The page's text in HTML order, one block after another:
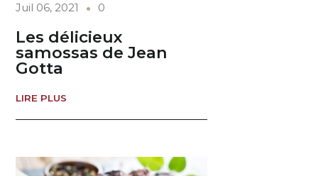
Juil 06, 2021 0
Les délicieux
samossas de Jean
Gotta
LIRE PLUS